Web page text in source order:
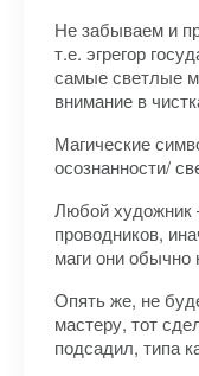
Не забываем и
т.е. эгрегор
самые светлые
внимание в
Магические
осознанности/
Любой художник
проводников,
маги они
Опять же, не
мастеру, тот
подсадил, типа